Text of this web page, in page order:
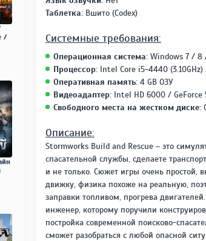
Таблетка:Вшито (Codex)
Системные требования:
Операционная система:Windows 7 / 8
Процессор:Intel Core i5-4440 (3.10GHz)
Оперативная память:4 GB ОЗУ
Видеоадаптер:Intel HD 6000 / GeForce
Свободного места на жестком диске:
Описание:
Stormworks Build and Rescue – это
спасательной службы, сделаете
и не только. Сюжет игры очень простой,
движку, физика похоже на реальную,
заправки топливом, прогрева
инженер, которому поручили
постройка современной поисково-
сможет разобраться с любой опасной
/